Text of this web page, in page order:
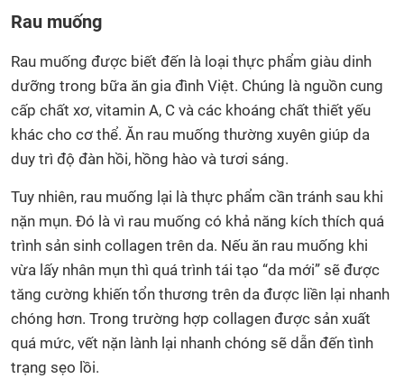
Rau muống
Rau muống được biết đến là loại thực phẩm giàu dinh
dưỡng trong bữa ăn gia đình Việt. Chúng là nguồn cung
cấp chất xơ, vitamin A, C và các khoáng chất thiết yếu
khác cho cơ thể. Ăn rau muống thường xuyên giúp da
duy trì độ đàn hồi, hồng hào và tươi sáng.
Tuy nhiên, rau muống lại là thực phẩm cần tránh sau khi
nặn mụn. Đó là vì rau muống có khả năng kích thích quá
trình sản sinh collagen trên da. Nếu ăn rau muống khi
vừa lấy nhân mụn thì quá trình tái tạo “da mới” sẽ được
tăng cường khiến tổn thương trên da được liền lại nhanh
chóng hơn. Trong trường hợp collagen được sản xuất
quá mức, vết nặn lành lại nhanh chóng sẽ dẫn đến tình
trạng sẹo lồi.